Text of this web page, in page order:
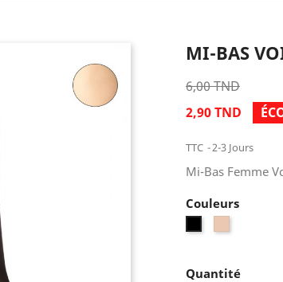
MI-BAS
6,00 TND
2,90 TND
TTC 2-3 Jours
Mi-Bas Femme
Couleurs
Quantité